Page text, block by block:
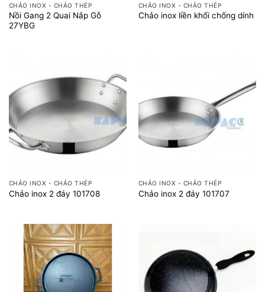
CHẢO INOX - CHẢO THÉP
Nồi Gang 2 Quai Nắp Gỗ
27YBG
CHẢO INOX - CHẢO THÉP
Chảo inox liền khối chống dính
CHẢO INOX - CHẢO THÉP
Chảo inox 2 đáy 101708
CHẢO INOX - CHẢO THÉP
Chảo inox 2 đáy 101707